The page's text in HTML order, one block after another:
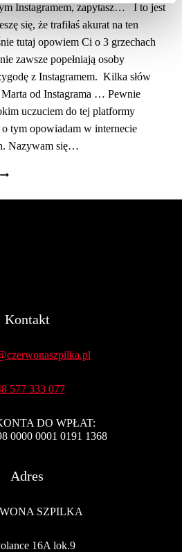
Instagramem, zapytasz… I to jest
się, że trafiłaś akurat na ten
tutaj opowiem Ci o 3 grzechach
zawsze popełniają osoby
z Instagramem. Kilka słów
od Instagrama … Pewnie
uczuciem do tej platformy
o tym opowiadam w internecie
Nazywam się…
JAK
Kontakt
577 333 077
DO WPŁAT:
0000 0001 0191 1368
Adres
SZPILKA
16A lok.9